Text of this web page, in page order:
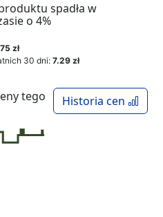
spadła w
o 4%
zł
30 dni: 7.29 zł
Historia cen
tego